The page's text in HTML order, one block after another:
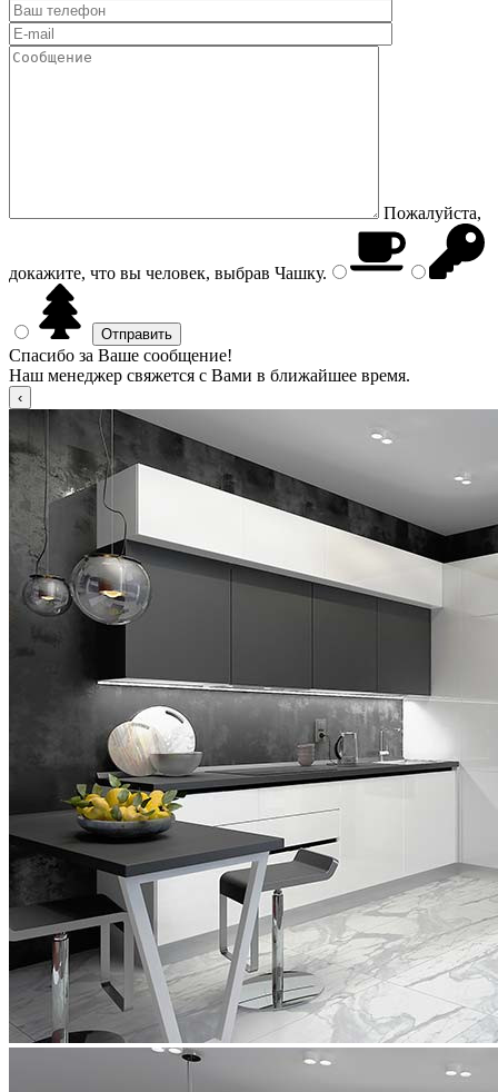
Пожалуйста,
докажите, что вы человек, выбрав Чашку.
Спасибо за Ваше сообщение!
Наш менеджер свяжется с Вами в ближайшее время.